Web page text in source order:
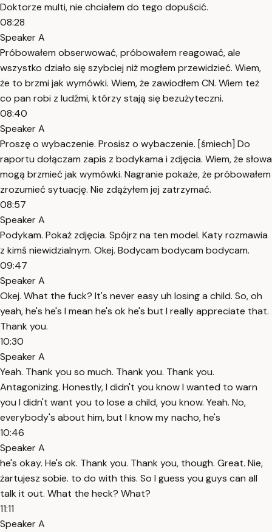
Doktorze multi, nie chciałem do tego dopuścić.
08:28
Speaker A
Próbowałem obserwować, próbowałem reagować, ale
wszystko działo się szybciej niż mogłem przewidzieć. Wiem,
że to brzmi jak wymówki. Wiem, że zawiodłem CN. Wiem też
co pan robi z ludźmi, którzy stają się bezużyteczni.
08:40
Speaker A
Proszę o wybaczenie. Prosisz o wybaczenie. [śmiech] Do
raportu dołączam zapis z bodykama i zdjęcia. Wiem, że słowa
mogą brzmieć jak wymówki. Nagranie pokaże, że próbowałem
zrozumieć sytuację. Nie zdążyłem jej zatrzymać.
08:57
Speaker A
Podykam. Pokaż zdjęcia. Spójrz na ten model. Katy rozmawia
z kimś niewidzialnym. Okej. Bodycam bodycam bodycam.
09:47
Speaker A
Okej. What the fuck? It's never easy uh losing a child. So, oh
yeah, he's he's I mean he's ok he's but I really appreciate that.
Thank you.
10:30
Speaker A
Yeah. Thank you so much. Thank you. Thank you.
Antagonizing. Honestly, I didn't you know I wanted to warn
you I didn't want you to lose a child, you know. Yeah. No,
everybody's about him, but I know my nacho, he's
10:46
Speaker A
he's okay. He's ok. Thank you. Thank you, though. Great. Nie,
żartujesz sobie. to do with this. So I guess you guys can all
talk it out. What the heck? What?
11:11
Speaker A